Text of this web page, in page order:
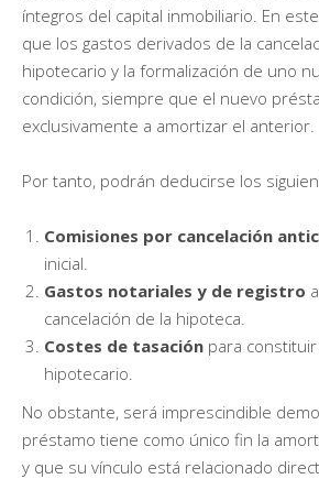
íntegros del capital inmobiliario. En
que los gastos derivados de la
hipotecario y la formalización de uno
condición, siempre que el nuevo
exclusivamente a amortizar el anterior.
Por tanto, podrán deducirse los
Comisiones por cancelación
inicial.
Gastos notariales y de registro
cancelación de la hipoteca.
Costes de tasación para
hipotecario.
No obstante, será imprescindible
préstamo tiene como único fin la
y que su vínculo está relacionado